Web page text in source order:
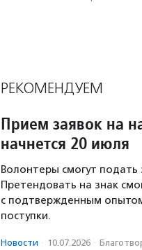
РЕКОМЕНДУЕМ
Прием заявок на
начнется 20 июля
Волонтеры смогут подать
Претендовать на знак
с подтвержденным
поступки.
Новости · 10.07.2026 ·